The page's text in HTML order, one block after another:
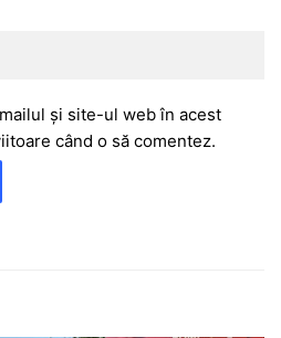
și site-ul web în acest
când o să comentez.